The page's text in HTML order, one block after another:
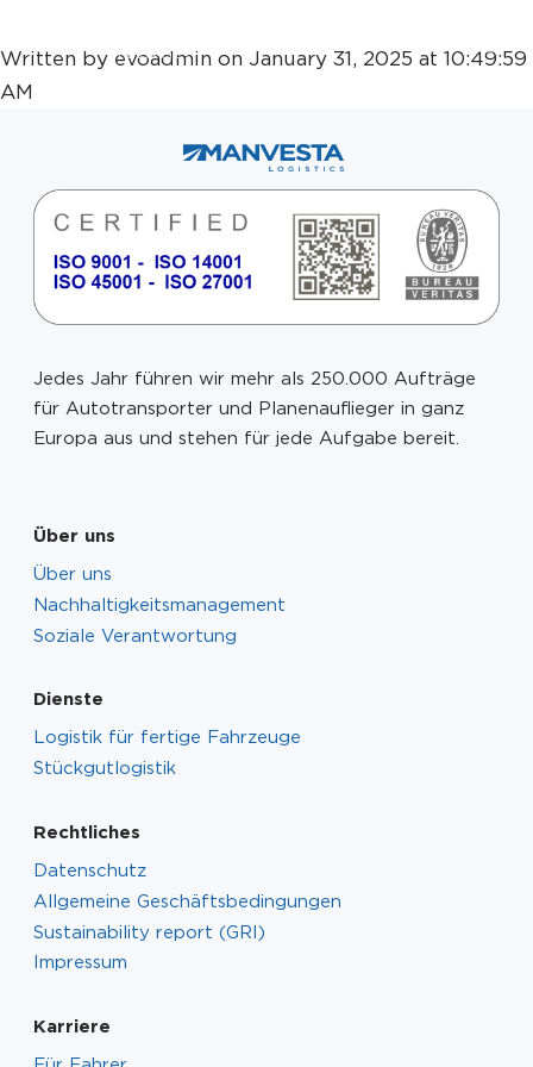
Written by evoadmin on January 31, 2025 at 10:49:59
AM
Jedes Jahr führen wir mehr als 250.000 Aufträge
für Autotransporter und Planenauflieger in ganz
Europa aus und stehen für jede Aufgabe bereit.
Über uns
Über uns
Nachhaltigkeitsmanagement
Soziale Verantwortung
Dienste
Logistik für fertige Fahrzeuge
Stückgutlogistik
Rechtliches
Datenschutz
Allgemeine Geschäftsbedingungen
Sustainability report (GRI)
Impressum
Karriere
Über uns
Dienste
Karriere
Kontakte